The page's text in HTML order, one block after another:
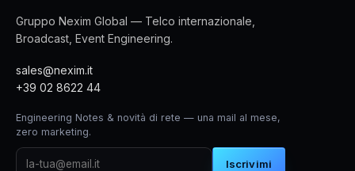
Gruppo Nexim Global — Telco internazionale,
Broadcast, Event Engineering.
sales@nexim.it
+39 02 8622 44
Engineering Notes & novità di rete — una mail al mese,
zero marketing.
Iscrivimi